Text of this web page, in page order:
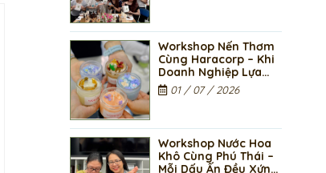
Workshop Nến Thơm
Cùng Haracorp – Khi
Doanh Nghiệp Lựa
Chọn Trải Nghiệm
Thay Cho Những Món
Thơm Cùng Haracorp
| Memarin
01 / 07 / 2026
Workshop Nước Hoa
Khô Cùng Phú Thái –
Mỗi Dấu Ấn Đều Xứng